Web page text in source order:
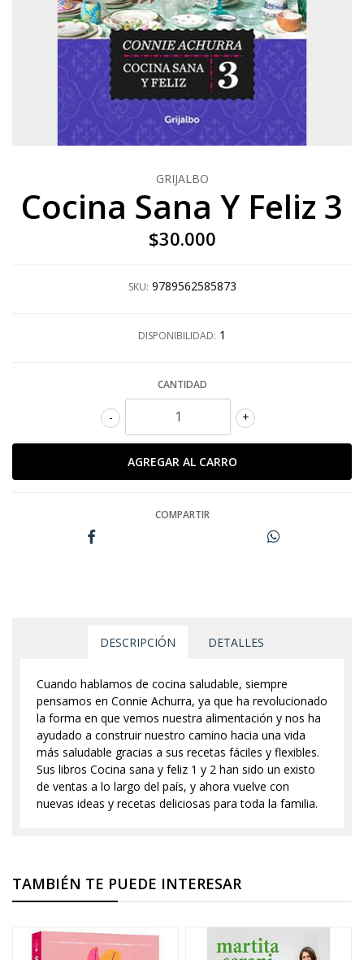
GRIJALBO
Cocina Sana Y Feliz 3
$30.000
SKU: 9789562585873
DISPONIBILIDAD: 1
CANTIDAD
+
-
COMPARTIR
DESCRIPCIÓN DETALLES
Cuando hablamos de cocina saludable, siempre
pensamos en Connie Achurra, ya que ha revolucionado
la forma en que vemos nuestra alimentación y nos ha
ayudado a construir nuestro camino hacia una vida
más saludable gracias a sus recetas fáciles y flexibles.
Sus libros Cocina sana y feliz 1 y 2 han sido un existo
de ventas a lo largo del país, y ahora vuelve con
nuevas ideas y recetas deliciosas para toda la familia.
TAMBIÉN TE PUEDE INTERESAR